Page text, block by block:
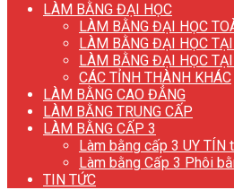
LÀM BẰNG ĐẠI HỌC
LÀM BẰNG ĐẠI HỌC
LÀM BẰNG ĐẠI HỌC TẠI
LÀM BẰNG ĐẠI HỌC TẠI
CÁC TỈNH THÀNH KHÁC
LÀM BẰNG CAO ĐẲNG
LÀM BẰNG TRUNG CẤP
LÀM BẰNG CẤP 3
Làm bằng cấp 3 UY TÍN
Làm bằng Cấp 3 Phôi
TIN TỨC